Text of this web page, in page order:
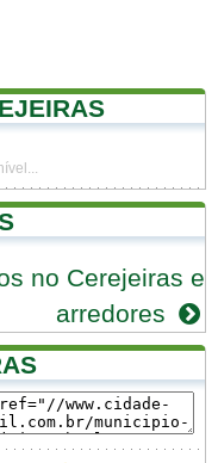
no Cerejeiras e
arredores